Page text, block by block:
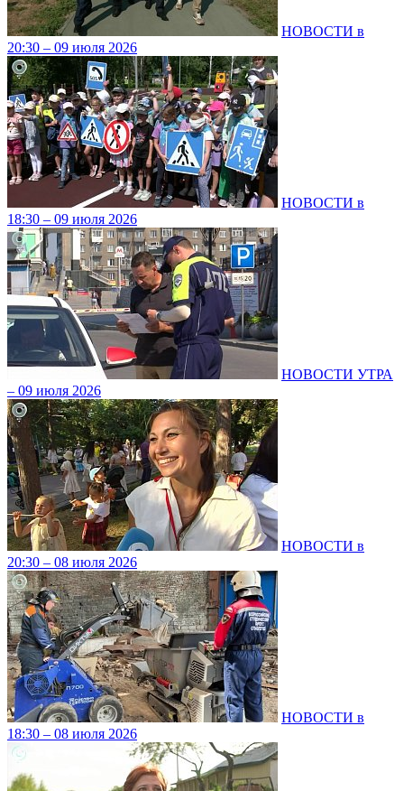
НОВОСТИ в
20:30 – 09 июля 2026
НОВОСТИ в
18:30 – 09 июля 2026
НОВОСТИ УТРА
– 09 июля 2026
НОВОСТИ в
20:30 – 08 июля 2026
НОВОСТИ в
18:30 – 08 июля 2026